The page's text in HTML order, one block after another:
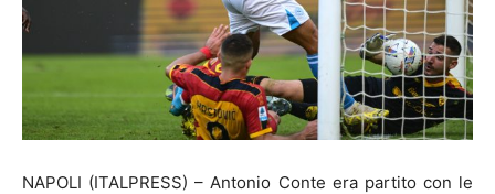
NAPOLI (ITALPRESS) – Antonio Conte era partito con le